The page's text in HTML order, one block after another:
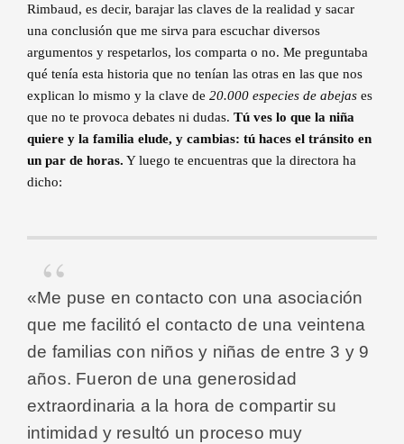
Rimbaud, es decir, barajar las claves de la realidad y sacar
una conclusión que me sirva para escuchar diversos
argumentos y respetarlos, los comparta o no. Me preguntaba
qué tenía esta historia que no tenían las otras en las que nos
explican lo mismo y la clave de 20.000 especies de abejas es
que no te provoca debates ni dudas. Tú ves lo que la niña
quiere y la familia elude, y cambias: tú haces el tránsito en
un par de horas. Y luego te encuentras que la directora ha
dicho:
«Me puse en contacto con una asociación
que me facilitó el contacto de una veintena
de familias con niños y niñas de entre 3 y 9
años. Fueron de una generosidad
extraordinaria a la hora de compartir su
intimidad y resultó un proceso muy